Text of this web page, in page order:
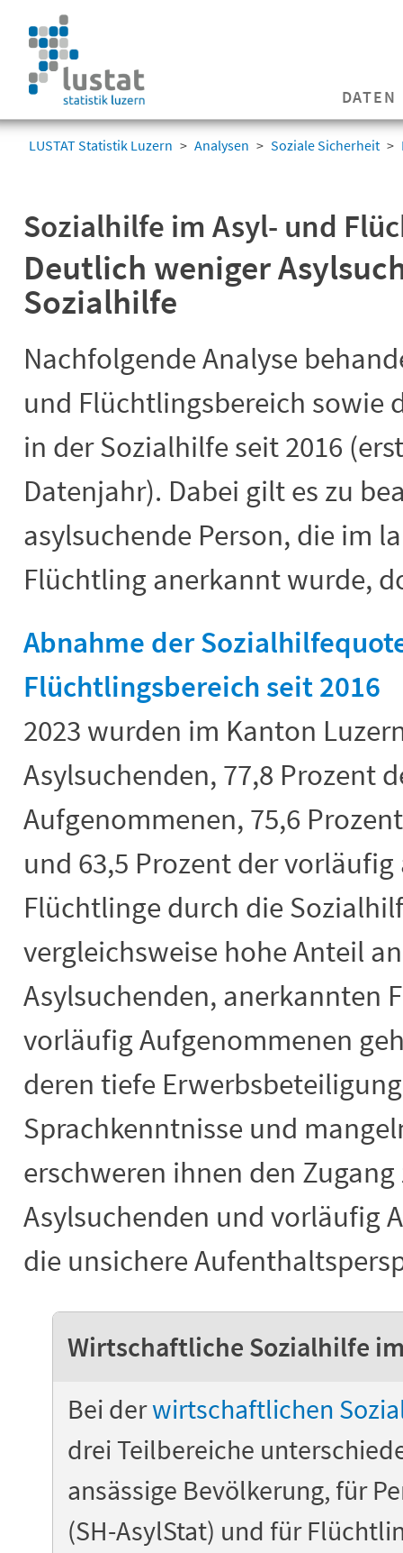
DATEN
LUSTAT Statistik Luzern Analysen Soziale Sicherheit
Sozialhilfe im Asyl- und
Deutlich weniger
Sozialhilfe
Nachfolgende Analyse
und Flüchtlingsbereich sowie
in der Sozialhilfe seit 2016
Datenjahr). Dabei gilt es zu
asylsuchende Person, die im
Flüchtling anerkannt wurde,
Abnahme der
Flüchtlingsbereich seit 2016
2023 wurden im Kanton
Asylsuchenden, 77,8 Prozent
Aufgenommenen, 75,6
und 63,5 Prozent der
Flüchtlinge durch die
vergleichsweise hohe Anteil
Asylsuchenden, anerkannten
vorläufig Aufgenommenen
deren tiefe
Sprachkenntnisse und
erschweren ihnen den
Asylsuchenden und vorläufig
die unsichere
Wirtschaftliche Sozialhilfe
Bei derwirtschaftlichen
drei Teilbereiche
ansässige Bevölkerung, für
(SH-AsylStat) und für